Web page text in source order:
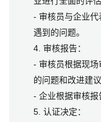
- 审核员与企业
遇到的问题。
4. 审核报告：
- 审核员根据现
的问题和改进建议
- 企业根据审核报
5. 认证决定：